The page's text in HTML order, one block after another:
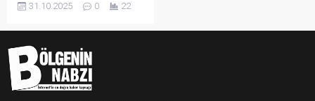
gazetenin İmtiyaz Sahibi ve
Adayı Cebrail Uyanık ile bir
araya geldi.
31.10.2025 0 22